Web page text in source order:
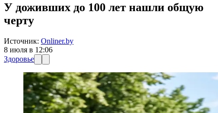
У доживших до 100 лет нашли общую
черту
Источник: Onliner.by
8 июля в 12:06
Здоровье